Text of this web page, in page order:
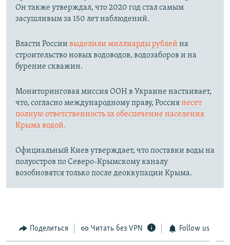
Он также утверждал, что 2020 год стал самым
засушливым за 150 лет наблюдений.​
Власти России выделили миллиарды рублей на
строительство новых водоводов, водозаборов и на
бурение скважин.
Мониторинговая миссия ООН в Украине настаивает,
что, согласно международному праву, Россиянесет
полную ответственность за обеспечение населения
Крыма водой.
Официальный Киев утверждает, что поставки воды на
полуостров по Северо-Крымскому каналу
возобновятся только после деоккупации Крыма.
Поделиться Читать без VPN Follow us